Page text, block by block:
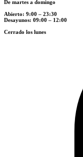
De martes a domingo
Abierto: 9:00 – 23:30
Desayunos: 09:00 – 12:00
Cerrado los lunes